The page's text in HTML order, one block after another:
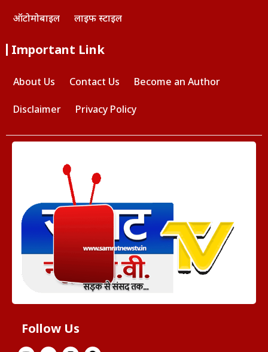
ऑटोमोबाइल लाइफ स्टाइल
Important Link
About Us Contact Us Become an Author
Disclaimer Privacy Policy
Follow Us